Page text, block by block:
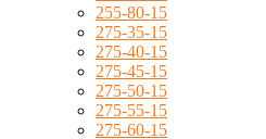
255-80-15
275-35-15
275-40-15
275-45-15
275-50-15
275-55-15
275-60-15